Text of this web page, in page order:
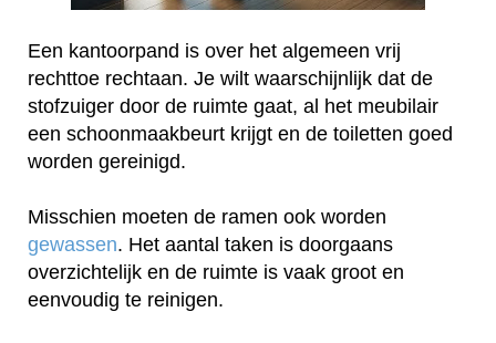
Een kantoorpand is over het algemeen vrij
rechttoe rechtaan. Je wilt waarschijnlijk dat de
stofzuiger door de ruimte gaat, al het meubilair
een schoonmaakbeurt krijgt en de toiletten goed
worden gereinigd.
Misschien moeten de ramen ook worden
gewassen. Het aantal taken is doorgaans
overzichtelijk en de ruimte is vaak groot en
eenvoudig te reinigen.